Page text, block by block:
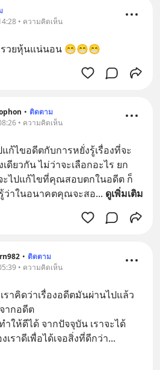
• ความคิดเห็น
วยหุ้นแน่นอน 😁😁😁
• ติดตาม
• ความคิดเห็น
ก้ไขอดีตกับการหยั่งรู้เรื่องที่จะ
ดียวกัน ไม่ว่าจะเลือกอะไร ยก
ะไปแก้ไขที่คุณสอบตกในอดีต ก็
าในอนาคตคุณจะสอ... ดูเพิ่มเติม
• ติดตาม
• ความคิดเห็น
ราคิดว่าเรื่องอดีตมันผ่านไปแล้ว
ากอดีต
ให้ดีได้ จากปัจจุบัน เราจะได้
ราดีเพื่อได้เจอสิ่งที่ดีกว่า...